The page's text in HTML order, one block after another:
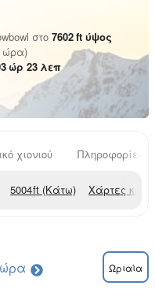
στο 7602ft ύψος
ώρα)
ώρ 23 λεπ
χιονιού Πληροφορίες
5004ft (Κάτω) Χάρτες
Ωριαία